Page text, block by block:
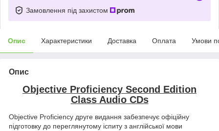
Замовлення під захистом
Опис Характеристики Доставка Оплата Умови
Опис
Objective Proficiency Second Edition
Class Audio CDs
Objective Proficiency друге видання забезпечує офіційну
підготовку до переглянутому іспиту з англійської мови